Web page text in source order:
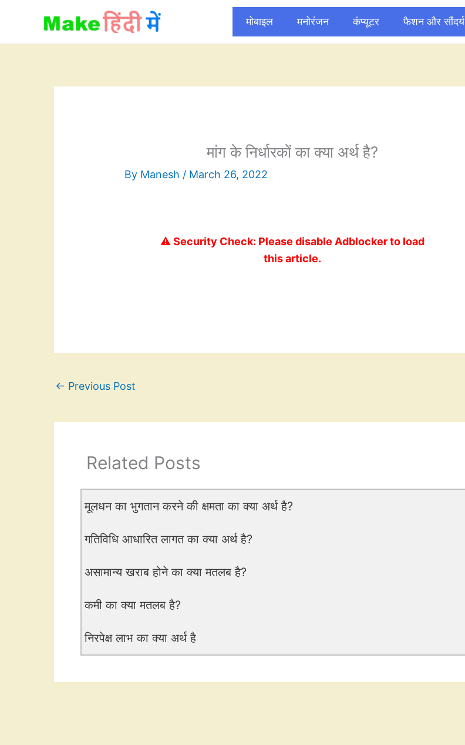
content
मोबाइल मनोरंजन कंप्यूटर फैशन और सौंदर्य
मांग के निर्धारकों का क्या अर्थ है?
By Manesh / March 26, 2022
⚠️ Security Check: Please disable Adblocker to load
this article.
← Previous Post
Related Posts
मूलधन का भुगतान करने की क्षमता का क्या अर्थ है?
गतिविधि आधारित लागत का क्या अर्थ है?
असामान्य खराब होने का क्या मतलब है?
कमी का क्या मतलब है?
निरपेक्ष लाभ का क्या अर्थ है